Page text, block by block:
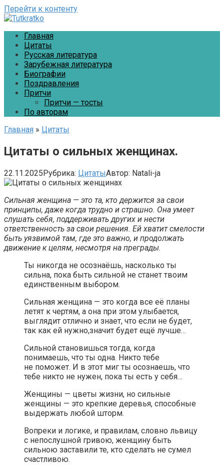
Перейти к контенту
Главная
Цитаты
Русская литература
Зарубежная литература
Биографии
Поздравления
Притчи
Притчи — тосты
По авторам
Главная » Цитаты
Цитаты о сильных женщинах.
22.11.2025Рубрика: ЦитатыАвтор: Natali-ja
Сильная женщина — это та, кто держится за свои
принципы, даже когда трудно и страшно. Она умеет
слушать себя, поддерживать других и нести
ответственность за свои решения. Ей хватит смелости
быть уязвимой там, где это важно, и продолжать
движение к целям, несмотря на преграды.
Ты никогда не осознаёшь, насколько ты
сильна, пока быть сильной не станет твоим
единственным выбором.
Сильная женщина — это когда все её планы
летят к чертям, а она при этом улыбается,
выглядит отлично и знает, что если не будет,
так как ей нужно,значит будет ещё лучше…
Сильной становишься тогда, когда
понимаешь, что ты одна. Никто тебе
не поможет. И в этот миг ты осознаешь, что
тебе никто не нужен, пока ты есть у себя…
Женщины — цветы жизни, но сильные
женщины — это крепкие деревья, способные
выдержать любой шторм.
Вопреки и логике, и правилам, словно львицу
с непослушной гривою, женщину быть
сильною заставили те, кто сделать не сумел
счастливою.